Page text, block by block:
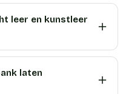
leer en kunstleer
laten